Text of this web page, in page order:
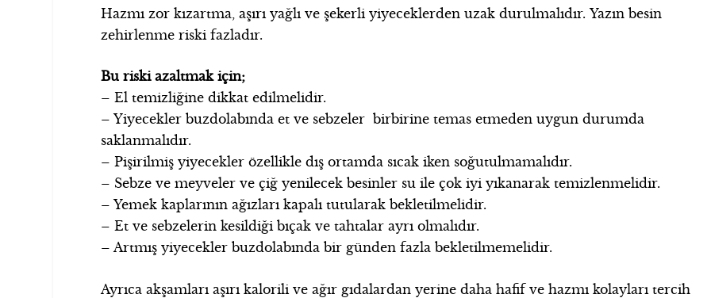
Hazmı zor kızartma, aşırı yağlı ve şekerli yiyeceklerden uzak durulmalıdır. Yazın besin
zehirlenme riski fazladır.
Bu riski azaltmak için;
– El temizliğine dikkat edilmelidir.
– Yiyecekler buzdolabında et ve sebzeler birbirine temas etmeden uygun durumda
saklanmalıdır.
– Pişirilmiş yiyecekler özellikle dış ortamda sıcak iken soğutulmamalıdır.
– Sebze ve meyveler ve çiğ yenilecek besinler su ile çok iyi yıkanarak temizlenmelidir.
– Yemek kaplarının ağızları kapalı tutularak bekletilmelidir.
– Et ve sebzelerin kesildiği bıçak ve tahtalar ayrı olmalıdır.
– Artmış yiyecekler buzdolabında bir günden fazla bekletilmemelidir.
Ayrıca akşamları aşırı kalorili ve ağır gıdalardan yerine daha hafif ve hazmı kolayları tercih